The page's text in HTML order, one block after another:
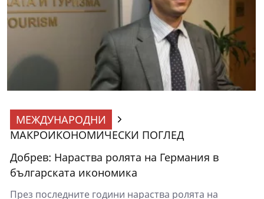
МЕЖДУНАРОДНИ
МАКРОИКОНОМИЧЕСКИ ПОГЛЕД
Добрев: Нараства ролята на Германия в
българската икономика
През последните години нараства ролята на